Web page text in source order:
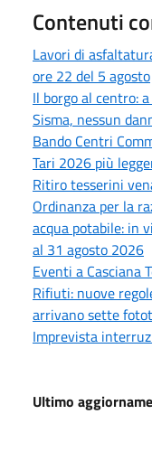
Contenuti
Lavori di
ore 22 del 5 agosto
Il borgo al centro:
Sisma, nessun
Bando Centri
Tari 2026 più
Ritiro tesserini
Ordinanza per la
acqua potabile: in
al 31 agosto 2026
Eventi a Casciana
Rifiuti: nuove
arrivano sette
Imprevista
Ultimo